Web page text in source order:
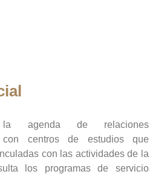
agenda de relaciones
con centros de estudios que
con las actividades de la
los programas de servicio